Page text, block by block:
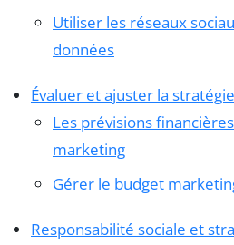
Utiliser les réseaux
données
Évaluer et ajuster la
Les prévisions
marketing
Gérer le budget
Responsabilité sociale et